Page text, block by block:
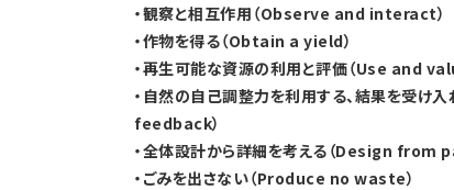
・観察と相互作用（Observe and interact）
・作物を得る（Obtain a yield）
・再生可能な資源の利用と評価（Use
・自然の自己調整力を利用する、結果を
feedback）
・全体設計から詳細を考える（Design
・ごみを出さない（Produce no waste）